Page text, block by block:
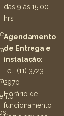
das 9 às 15:00
hrs
Agendamento
de Entrega e
instalação:
Tel: (11) 3723-
2970
Horário de
funcionamento